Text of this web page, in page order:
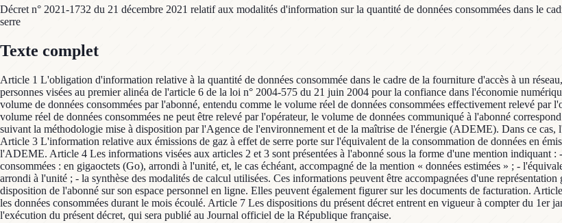
Décret n° 2021-1732 du 21 décembre 2021 relatif aux modalités d'information sur la quantité de données consommées dans le
serre
Texte complet
Article 1 L'obligation d'information relative à la quantité de données consommée dans le cadre de la fourniture d'accès à un
personnes visées au premier alinéa de l'article 6 de la loi n° 2004-575 du 21 juin 2004 pour la confiance dans l'économie
volume de données consommées par l'abonné, entendu comme le volume réel de données consommées effectivement relevé
volume réel de données consommées ne peut être relevé par l'opérateur, le volume de données communiqué à l'abonné
suivant la méthodologie mise à disposition par l'Agence de l'environnement et de la maîtrise de l'énergie (ADEME). Dans ce cas,
Article 3 L'information relative aux émissions de gaz à effet de serre porte sur l'équivalent de la consommation de données en
l'ADEME. Article 4 Les informations visées aux articles 2 et 3 sont présentées à l'abonné sous la forme d'une mention indiquant
consommées : en gigaoctets (Go), arrondi à l'unité, et, le cas échéant, accompagné de la mention « données estimées » ; -
arrondi à l'unité ; - la synthèse des modalités de calcul utilisées. Ces informations peuvent être accompagnées d'une
disposition de l'abonné sur son espace personnel en ligne. Elles peuvent également figurer sur les documents de facturation.
les données consommées durant le mois écoulé. Article 7 Les dispositions du présent décret entrent en vigueur à compter du
l'exécution du présent décret, qui sera publié au Journal officiel de la République française.